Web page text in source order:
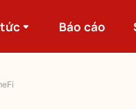
Báo cáo